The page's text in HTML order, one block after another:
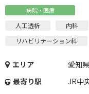
病院・医療
人工透析 内科
リハビリテーション科
エリア
愛知
最寄り駅
JR中